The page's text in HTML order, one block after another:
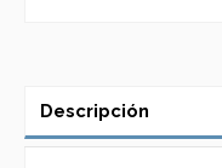
Descripción